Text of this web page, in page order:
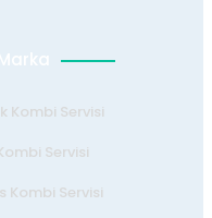
Kombi Servisi
Servisi
Kombi Servisi